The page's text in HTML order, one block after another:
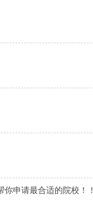
申请最合适的院校！！